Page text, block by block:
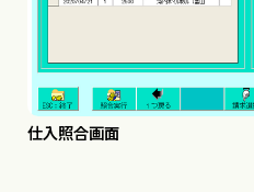
仕入照合画面